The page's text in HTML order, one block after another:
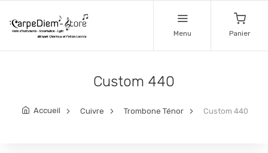
Menu Panier
Custom 440
Accueil Cuivre Trombone Ténor Custom 440